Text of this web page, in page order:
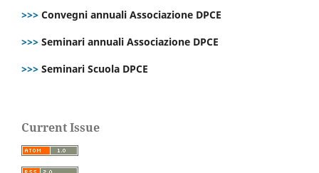
>>> Convegni annuali Associazione DPCE
>>> Seminari annuali Associazione DPCE
>>> Seminari Scuola DPCE
Current Issue